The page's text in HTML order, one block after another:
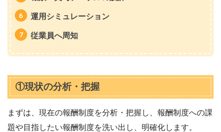
運用シミュレーション
従業員へ周知
①現状の分析・把握
まずは、現在の報酬制度を分析・把握し、報酬制度への課
題や目指したい報酬制度を洗い出し、明確化します。